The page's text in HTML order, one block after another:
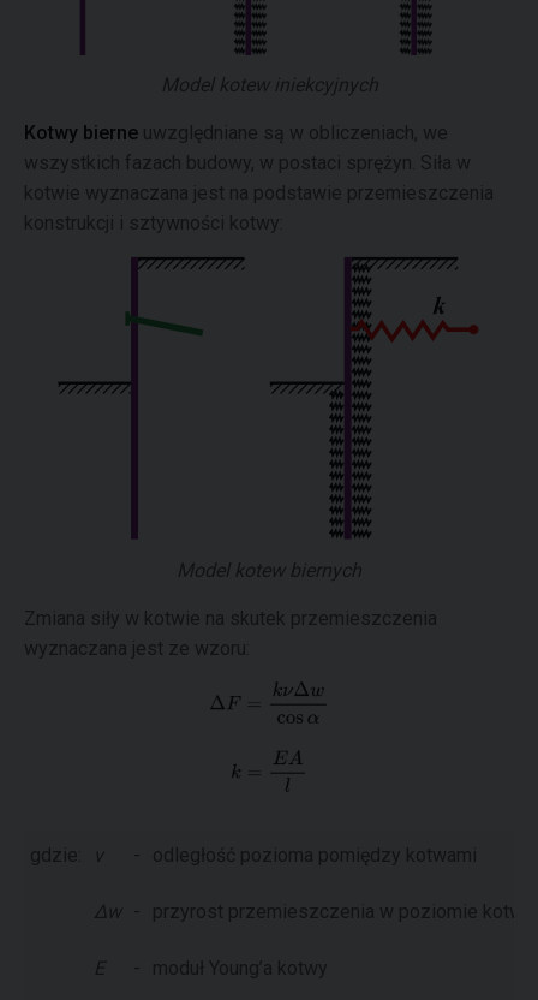
Model kotew iniekcyjnych
Kotwy bierne uwzględniane są w obliczeniach, we
wszystkich fazach budowy, w postaci sprężyn. Siła w
kotwie wyznaczana jest na podstawie przemieszczenia
konstrukcji i sztywności kotwy:
Model kotew biernych
Zmiana siły w kotwie na skutek przemieszczenia
wyznaczana jest ze wzoru:
gdzie: v - odległość pozioma pomiędzy kotwami
Δw - przyrost przemieszczenia w poziomie
E - moduł Young’a kotwy